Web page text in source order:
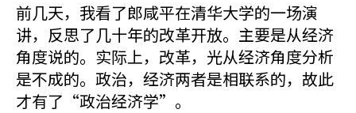
前几天，我看了郎咸平在清华大学的一场演
讲，反思了几十年的改革开放。主要是从经济
角度说的。实际上，改革，光从经济角度分析
是不成的。政治，经济两者是相联系的，故此
才有了“政治经济学”。